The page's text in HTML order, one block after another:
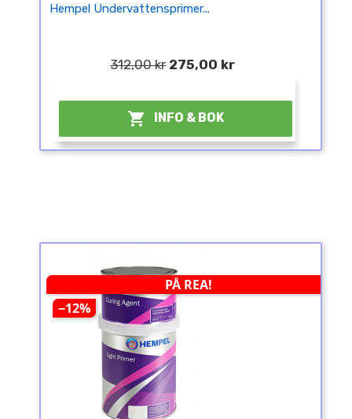
Hempel Undervattensprimer...
312,00 kr 275,00 kr
 INFO & BOK
PÅ REA!
−12%